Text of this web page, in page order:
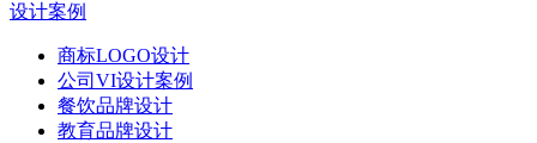
设计案例
商标LOGO设计
公司VI设计案例
餐饮品牌设计
教育品牌设计